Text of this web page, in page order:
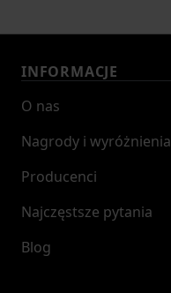
INFORMACJE
O nas
Nagrody i wyróżnienia
Producenci
Najczęstsze pytania
Blog